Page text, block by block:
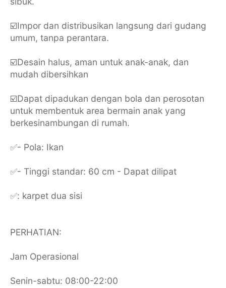
☑️Impor dan distribusikan langsung dari gudang
umum, tanpa perantara.
☑️Desain halus, aman untuk anak-anak, dan
mudah dibersihkan
☑️Dapat dipadukan dengan bola dan perosotan
untuk membentuk area bermain anak yang
berkesinambungan di rumah.
✅- Pola: Ikan
✅- Tinggi standar: 60 cm - Dapat dilipat
✅: karpet dua sisi
PERHATIAN:
Jam Operasional
Senin-sabtu: 08:00-22:00